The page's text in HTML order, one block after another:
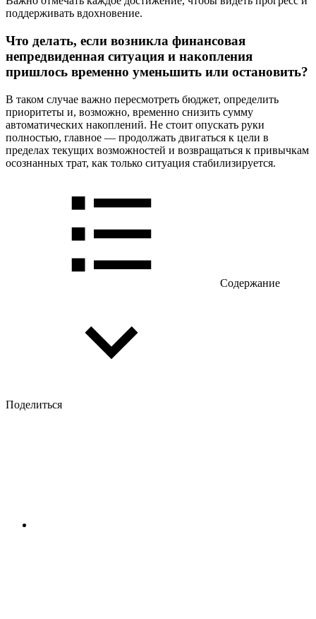
поддерживать вдохновение.
Что делать, если возникла финансовая
непредвиденная ситуация и накопления
пришлось временно уменьшить или остановить?
В таком случае важно пересмотреть бюджет, определить
приоритеты и, возможно, временно снизить сумму
автоматических накоплений. Не стоит опускать руки
полностью, главное — продолжать двигаться к цели в
пределах текущих возможностей и возвращаться к привычкам
осознанных трат, как только ситуация стабилизируется.
Содержание
Поделиться